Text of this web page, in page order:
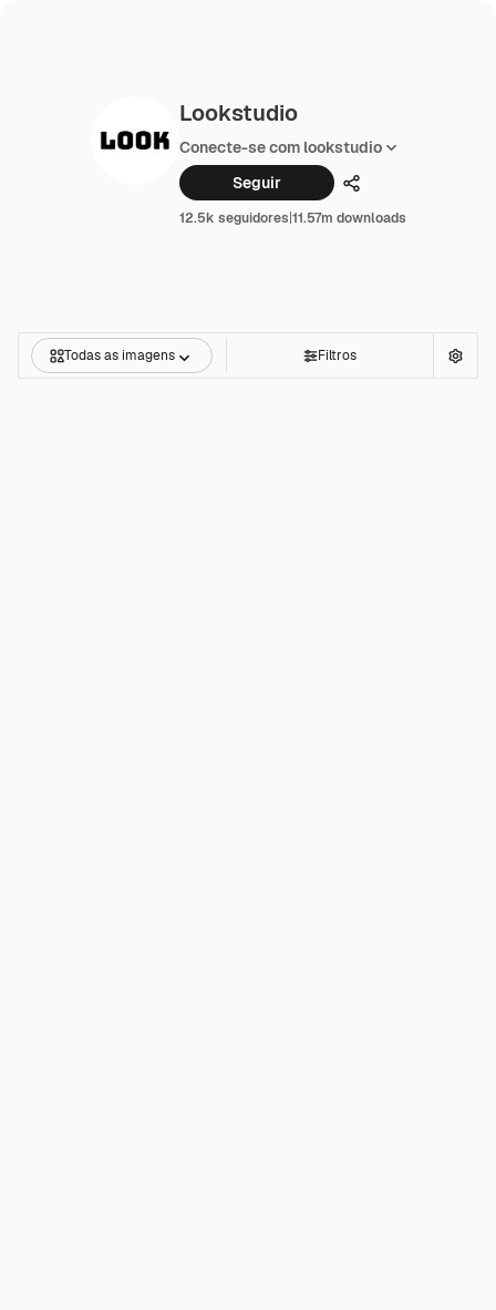
Lookstudio
Conecte-se com lookstudio
Seguir
Compartilhar
12.5k seguidores|11.57m downloads
Todas as imagens Filtros